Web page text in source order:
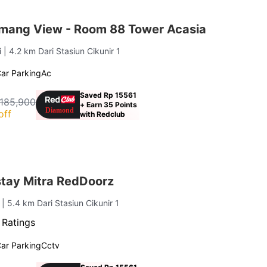
View - Room 88 Tower Acasia
| 4.2 km Dari Stasiun Cikunir 1
ParkingAc
Saved Rp 15561
+ Earn 35 Points
with Redclub
Mitra RedDoorz
| 5.4 km Dari Stasiun Cikunir 1
ParkingCctv